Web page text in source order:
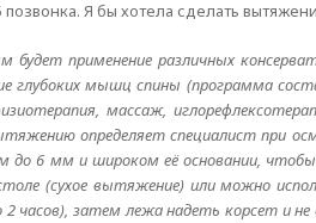
Я бы хотела сделать
применение различных
глубоких мышц спины (программа
массаж,
определяет специалист при
6 мм и широком её основании,
(сухое вытяжение) или можно
часов), затем лежа надеть корсет и